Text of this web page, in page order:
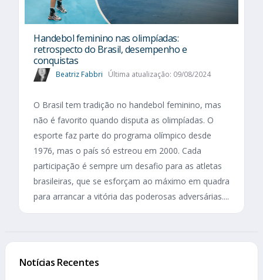
Handebol feminino nas olimpíadas:
retrospecto do Brasil, desempenho e
conquistas
Beatriz Fabbri Última atualização: 09/08/2024
O Brasil tem tradição no handebol feminino, mas
não é favorito quando disputa as olimpíadas. O
esporte faz parte do programa olímpico desde
1976, mas o país só estreou em 2000. Cada
participação é sempre um desafio para as atletas
brasileiras, que se esforçam ao máximo em quadra
para arrancar a vitória das poderosas adversárias....
Notícias Recentes